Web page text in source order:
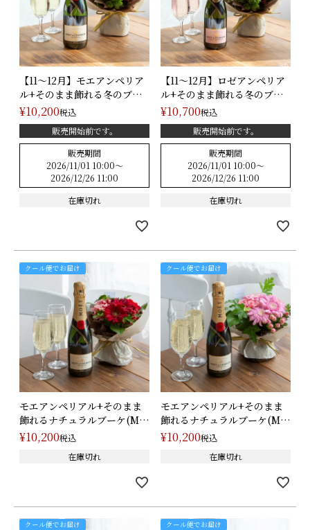
【11～12月】モエアンペリア
ル+そのまま飾れる冬のブー
ケ(･･･
¥10,200税込
販売開始前です。
販売期間
2026/11/01 10:00〜
2026/12/26 11:00
在庫切れ
【11～12月】ロゼアンペリア
ル+そのまま飾れる冬のブー
ケ(･･･
¥10,700税込
販売開始前です。
販売期間
2026/11/01 10:00〜
2026/12/26 11:00
在庫切れ
モエアンペリアル+そのまま
飾れるナチュラルブーケ(M)/
レッ･･･
クール便でお届け
¥10,200税込
在庫切れ
モエアンペリアル+そのまま
飾れるナチュラルブーケ(M)/
ピン･･･
クール便でお届け
¥10,200税込
在庫切れ
クール便でお届け クール便でお届け